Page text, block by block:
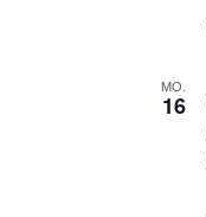
MO.
16